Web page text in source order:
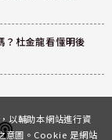
杜金龍看懂明後
以輔助本網站進行資
意圖。Cookie 是網站